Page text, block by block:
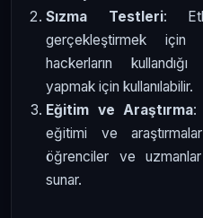
Sızma Testleri:
gerçekleştirmek için
hackerların
yapmak için kullanılabilir.
Eğitim ve Araştırma:
eğitimi ve
öğrenciler ve
sunar.